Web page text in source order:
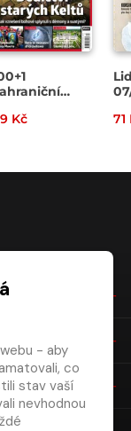
2026
Kč
71
- aby
co
stav vaší
nevhodnou